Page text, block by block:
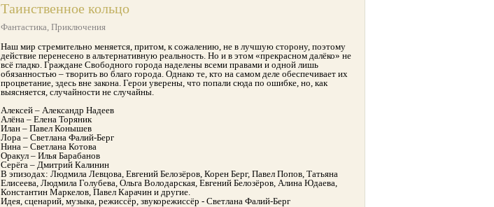
Таинственное кольцо
Фантастика, Приключения
Наш мир стремительно меняется, притом, к сожалению, не в лучшую сторону, поэтому
действие перенесено в альтернативную реальность. Но и в этом «прекрасном далёко» не
всё гладко. Граждане Свободного города наделены всеми правами и одной лишь
обязанностью – творить во благо города. Однако те, кто на самом деле обеспечивает их
процветание, здесь вне закона. Герои уверены, что попали сюда по ошибке, но, как
выясняется, случайности не случайны.
Алексей – Александр Надеев
Алёна – Елена Торяник
Илан – Павел Конышев
Лора – Светлана Фалий-Берг
Нина – Светлана Котова
Оракул – Илья Барабанов
Серёга – Дмитрий Калинин
В эпизодах: Людмила Левцова, Евгений Белозёров, Корен Берг, Павел Попов, Татьяна
Елисеева, Людмила Голубева, Ольга Володарская, Евгений Белозёров, Алина Юдаева,
Константин Маркелов, Павел Карачин и другие.
Идея, сценарий, музыка, режиссёр, звукорежиссёр - Светлана Фалий-Берг